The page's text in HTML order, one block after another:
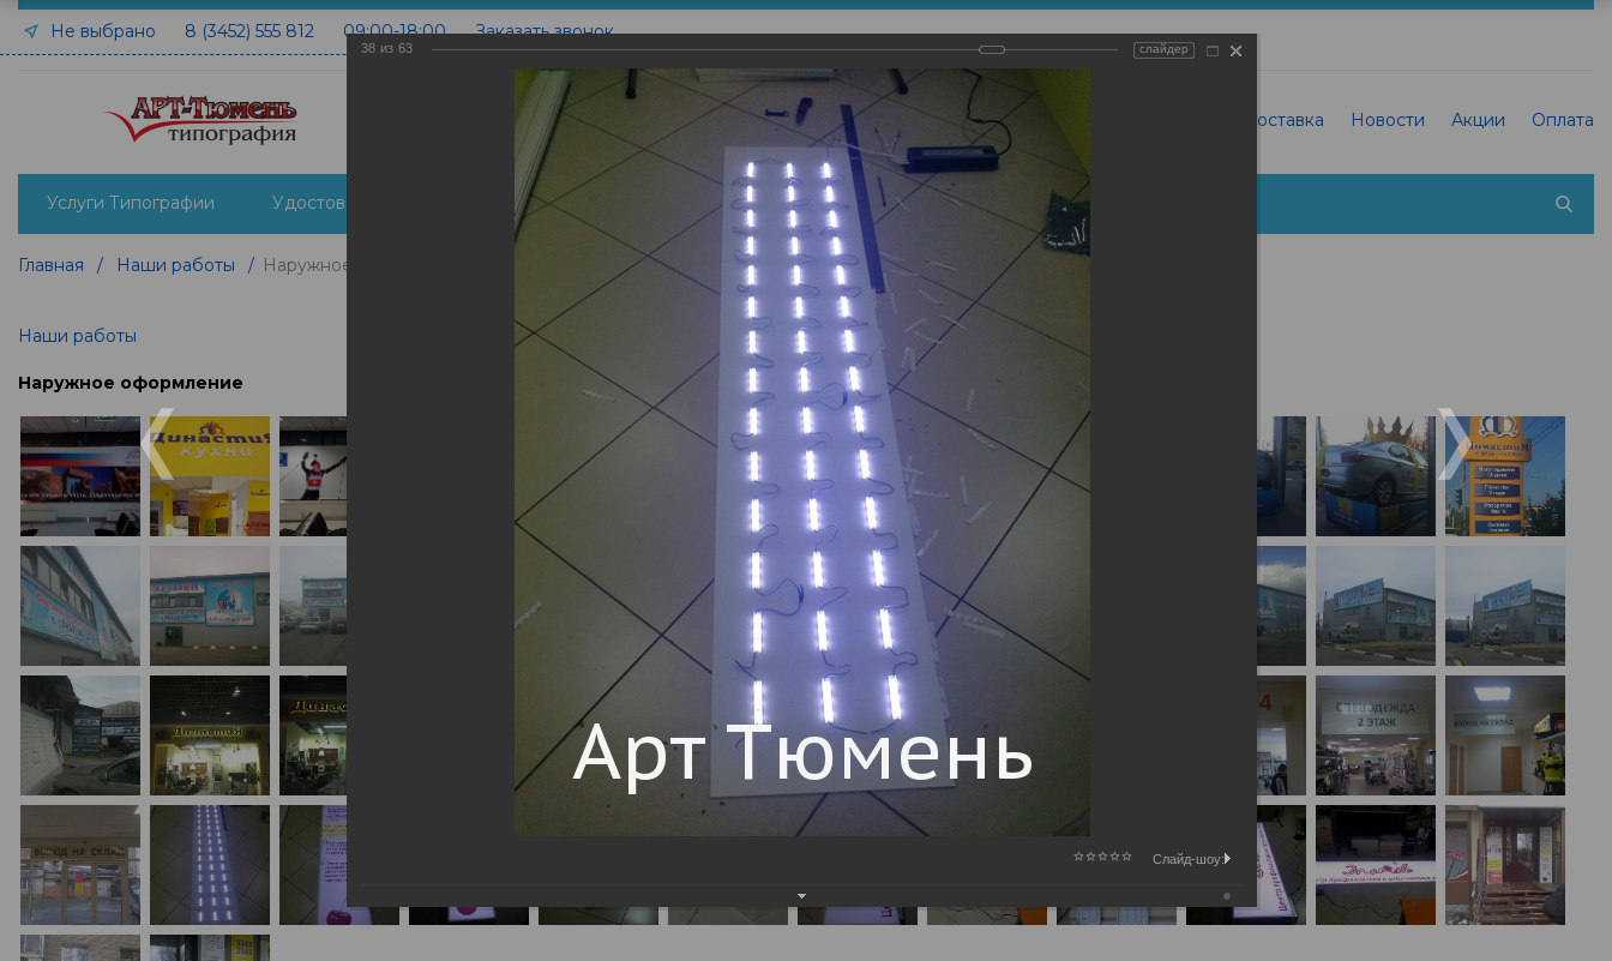
Не выбрано 8 (3452) 555 812 09:00-18:00 Заказать звонок
Контакты Доставка Новости Акции Оплата
Услуги Типографии Удостоверения печать и изготовление Наши Работы Вышивка Печать на холсте фотографии
Главная / Наши работы / Наружное оформление
Наши работы
Наружное оформление
38 из 63 слайдер
Слайд-шоу: